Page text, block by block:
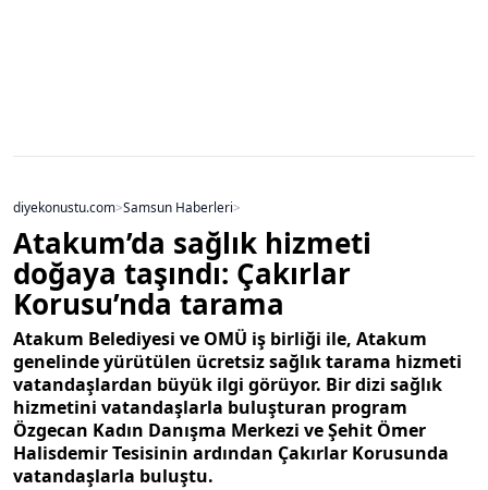
diyekonustu.com>Samsun Haberleri>
Atakum’da sağlık hizmeti
doğaya taşındı: Çakırlar
Korusu’nda tarama
Atakum Belediyesi ve OMÜ iş birliği ile, Atakum
genelinde yürütülen ücretsiz sağlık tarama hizmeti
vatandaşlardan büyük ilgi görüyor. Bir dizi sağlık
hizmetini vatandaşlarla buluşturan program
Özgecan Kadın Danışma Merkezi ve Şehit Ömer
Halisdemir Tesisinin ardından Çakırlar Korusunda
vatandaşlarla buluştu.